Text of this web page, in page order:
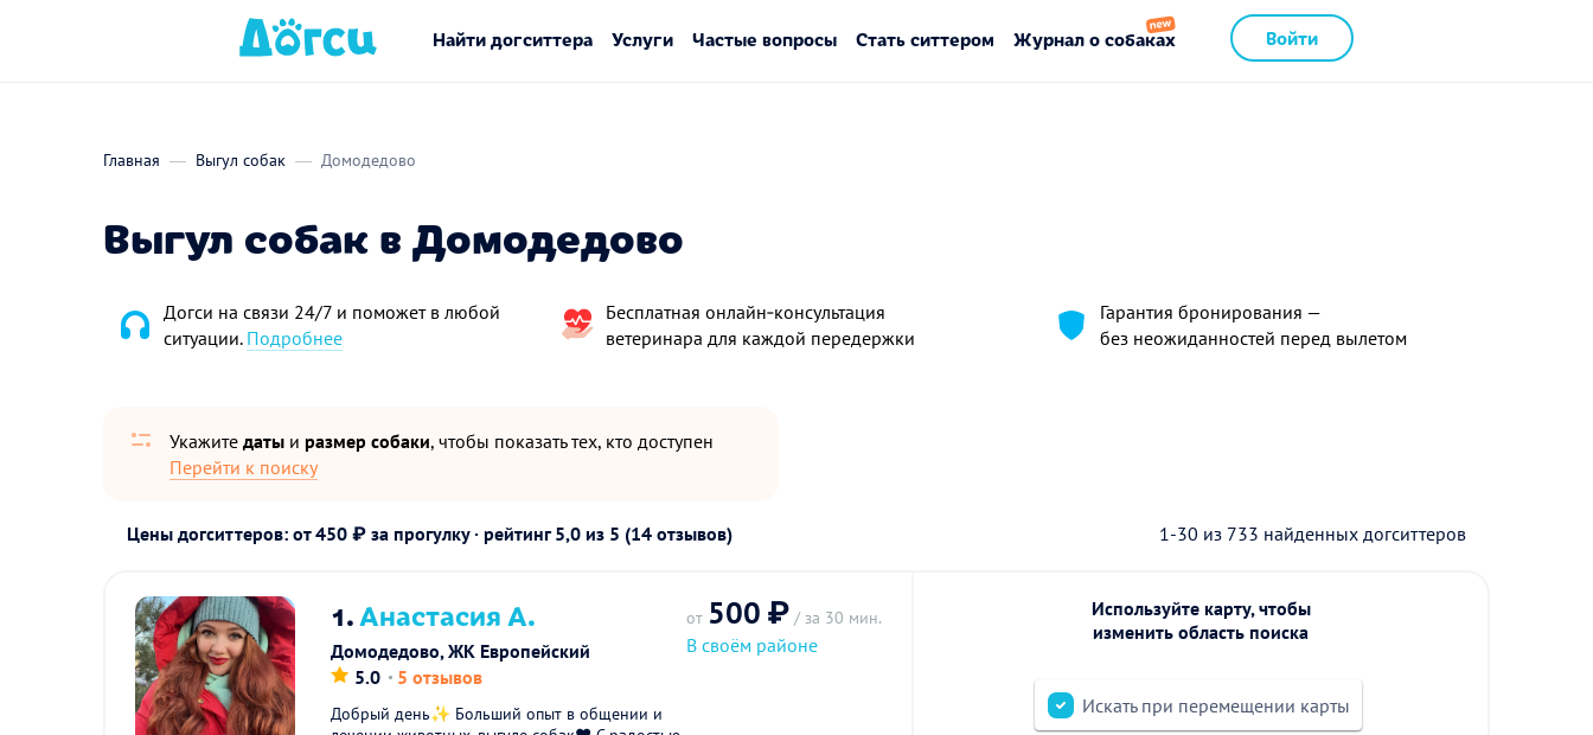
Войти
Найти догситтера Услуги Частые вопросы Стать ситтером Журнал о собаках
Главная Выгул собак Домодедово
Выгул собак в Домодедово
Догси на связи 24/7 и поможет в любой
ситуации. Подробнее
Бесплатная онлайн‑консультация
ветеринара для каждой передержки
Гарантия бронирования —
без неожиданностей перед вылетом
Укажите даты и размер собаки, чтобы показать тех, кто доступен
Перейти к поиску
Цены догситтеров: от 450 ₽ за прогулку · рейтинг 5,0 из 5 (14 отзывов) 1-30 из 733 найденных догситтеров
1.Анастасия А.
Домодедово, ЖК Европейский
5.0
5 отзывов
Добрый день✨ Больший опыт в общении и
от 500 ₽ / за 30 мин.
В своём районе
Используйте карту, чтобы
изменить область поиска
Искать при перемещении карты